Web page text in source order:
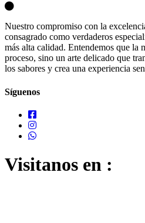
Nuestro compromiso con la
consagrado como verdaderos
más alta calidad. Entendemos que la
proceso, sino un arte delicado que
los sabores y crea una experiencia
Síguenos
Visitanos en :